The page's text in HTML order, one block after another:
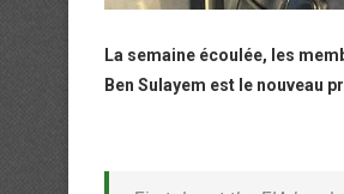
La semaine écoulée, les
Ben Sulayem est le nouveau